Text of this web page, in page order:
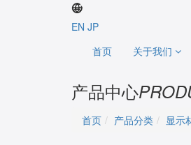
EN JP
首页
关于我们
产品中心
首页 产品分类 显示